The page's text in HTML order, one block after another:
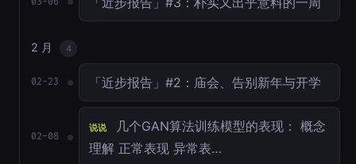
2 月 4
02-23 「近步报告」#2：庙会、告别新年与开学
02-08
说说
几个GAN算法训练模型的表现： 概念
理解 正常表现 异常表…